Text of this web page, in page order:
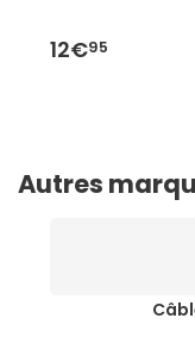
12€95
Autres